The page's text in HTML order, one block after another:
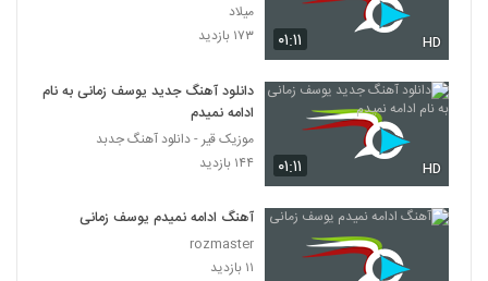
۰۱:۱۱ HD
میلاد
۱۷۳ بازدید
۰۱:۱۱ HD
دانلود آهنگ جدید یوسف زمانی به نام
ادامه نمیدم
موزیک قیر - دانلود آهنگ جدبد
۱۴۴ بازدید
آهنگ ادامه نمیدم یوسف زمانی
rozmaster
۱۱ بازدید